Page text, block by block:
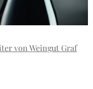
von Weingut Graf